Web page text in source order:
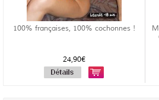
100% françaises, 100% cochonnes !
24,90€